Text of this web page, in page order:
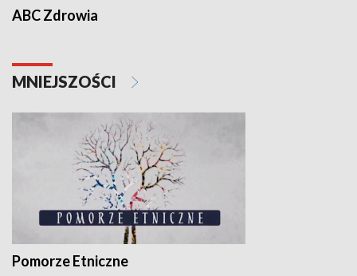
ABC Zdrowia
MNIEJSZOŚCI
Pomorze Etniczne